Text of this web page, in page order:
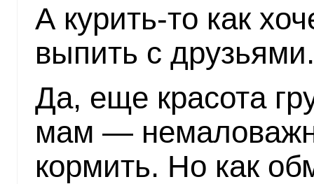
А курить-то как
выпить с друзьями.
Да, еще красота
мам —
кормить. Но как